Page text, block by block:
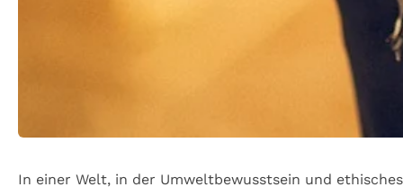
In einer Welt, in der Umweltbewusstsein und